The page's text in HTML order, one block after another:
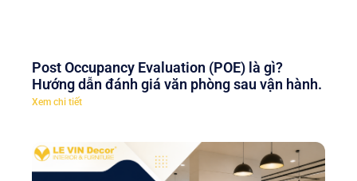
Post Occupancy Evaluation (POE) là gì?
Hướng dẫn đánh giá văn phòng sau vận hành.
Xem chi tiết